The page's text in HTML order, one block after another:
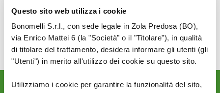
Questo sito web utilizza i cookie
Bonomelli S.r.l., con sede legale in Zola Predosa (BO),
via Enrico Mattei 6 (la "Società" o il "Titolare"), in qualità
di titolare del trattamento, desidera informare gli utenti (gli
"Utenti") in merito all'utilizzo dei cookie su questo sito.
Utilizziamo i cookie per garantire la funzionalità del sito,